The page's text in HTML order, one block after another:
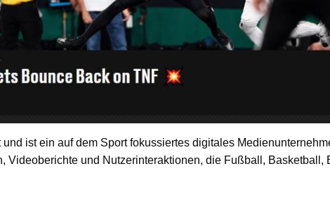
ist ein auf dem Sport fokussiertes digitales
Videoberichte und Nutzerinteraktionen, die Fußball,